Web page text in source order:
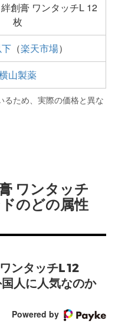
創膏 ワンタッチL 12
枚
（楽天市場）
山製薬
るため、実際の価格と異な
ワンタッチ
のどの属性
ンタッチL 12
人に人気なのか
Powered by